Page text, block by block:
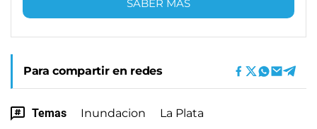
SABER MÁS
Para compartir en redes
Temas Inundacion La Plata